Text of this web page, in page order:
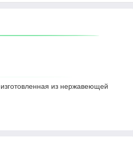
из нержавеющей